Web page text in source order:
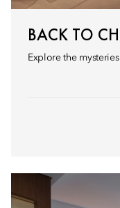
BACK TO
Explore the